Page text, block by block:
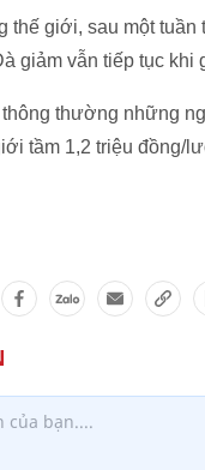
thế giới, sau một tuần
giảm vẫn tiếp tục khi
thường những
tầm 1,2 triệu đồng/